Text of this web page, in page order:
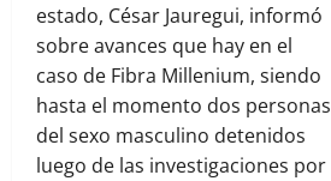
estado, César Jauregui, informó
sobre avances que hay en el
caso de Fibra Millenium, siendo
hasta el momento dos personas
del sexo masculino detenidos
luego de las investigaciones por